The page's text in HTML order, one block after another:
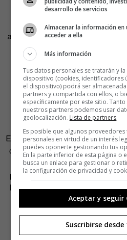
Normalmente no empieza uno
acabado y no espera a tener una
va ordenando sus ideas; y
En este proceso, pasa largas
con sus plumas de punta
detalles de las muchas
perspectivas, no como lo hacía
Devora arte, sobre todo, el
surreal, y se siente muy atraído
constantemente de cualquier
desarrollo de servicios
Almacenar la información
acceder a ella
Más información
Tus datos personales se tratarán y
dispositivo (cookies, identificadores
el dispositivo) podrá ser
partners y compartida con ellos, o
específicamente por este sitio.
nuestros partners podemos usar
geolocalización. Lista de partners.
Es posible que algunos
personales en virtud de un interés
puedes oponerte gestionando tus
En la parte inferior de esta página o
busca un enlace para gestionar o
la configuración de privacidad y
Aceptar y seguir
Suscribirse desde